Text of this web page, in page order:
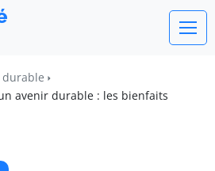
durable
avenir durable : les bienfaits